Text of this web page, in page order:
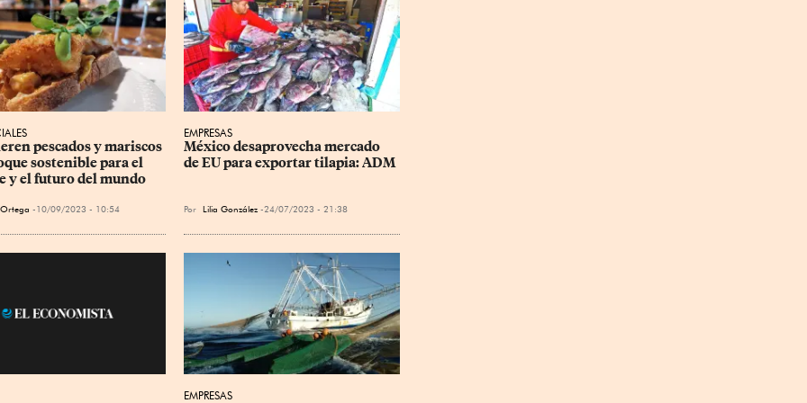
pescados y mariscos
sostenible para el
y el futuro del mundo
10/09/2023 - 10:54
EMPRESAS
México desaprovecha mercado
de EU para exportar tilapia: ADM
Por Lilia González 24/07/2023 - 21:38
EMPRESAS